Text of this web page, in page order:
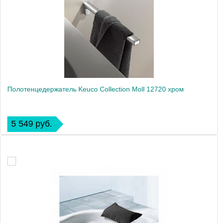
Полотенцедержатель Keuco Collection Moll 12720 хром
5 549 руб.